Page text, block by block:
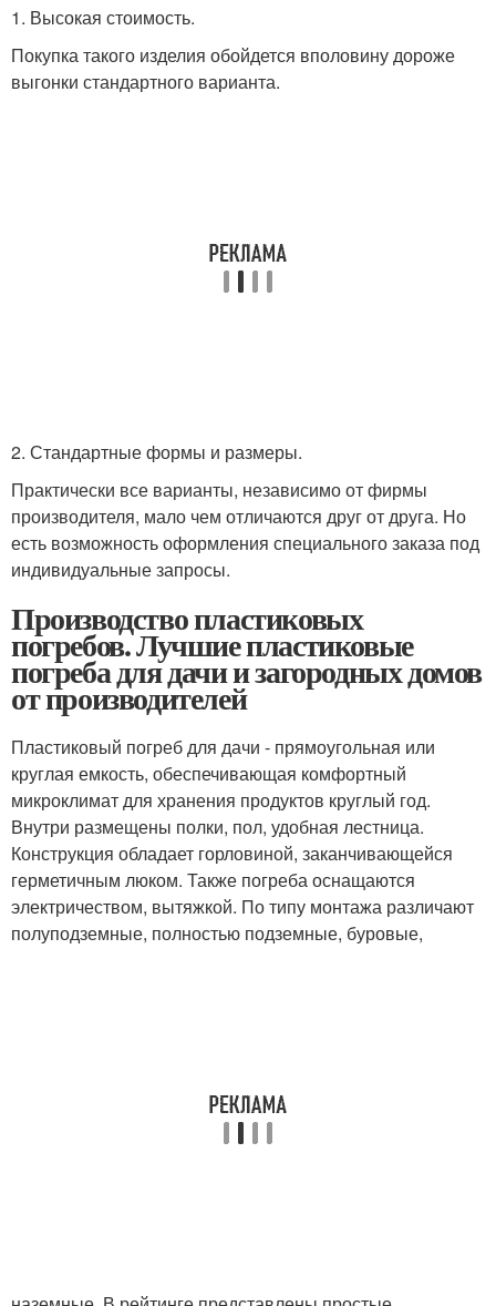
1. Высокая стоимость.
Покупка такого изделия обойдется вполовину дороже
выгонки стандартного варианта.
2. Стандартные формы и размеры.
Практически все варианты, независимо от фирмы
производителя, мало чем отличаются друг от друга. Но
есть возможность оформления специального заказа под
индивидуальные запросы.
Производство пластиковых
погребов. Лучшие пластиковые
погреба для дачи и загородных домов
от производителей
Пластиковый погреб для дачи - прямоугольная или
круглая емкость, обеспечивающая комфортный
микроклимат для хранения продуктов круглый год.
Внутри размещены полки, пол, удобная лестница.
Конструкция обладает горловиной, заканчивающейся
герметичным люком. Также погреба оснащаются
электричеством, вытяжкой. По типу монтажа различают
полуподземные, полностью подземные, буровые,